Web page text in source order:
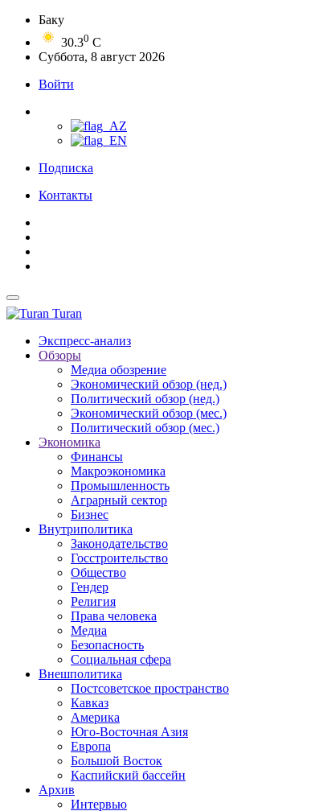
Баку
30.30 C
Суббота, 8 август 2026
Войти
Подписка
Контакты
Turan
Экспресс-анализ
Обзоры
Медиа обозрение
Экономический обзор (нед.)
Политический обзор (нед.)
Экономический обзор (мес.)
Политический обзор (мес.)
Экономика
Финансы
Макроэкономика
Промышленность
Аграрный сектор
Бизнес
Внутриполитика
Законодательство
Госстроительство
Общество
Гендер
Религия
Права человека
Медиа
Безопасность
Социальная сфера
Внешполитика
Постсоветское пространство
Кавказ
Америка
Юго-Восточная Азия
Европа
Большой Восток
Каспийский бассейн
Архив
Интервью